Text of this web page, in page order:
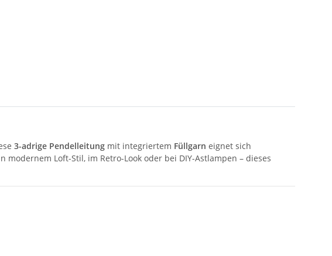
3-adrige Pendelleitung mit integriertem Füllgarn eignet sich
Loft-Stil, im Retro-Look oder bei DIY-Astlampen – dieses